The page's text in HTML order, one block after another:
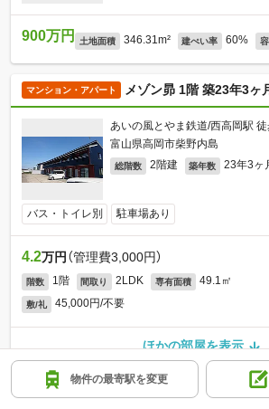
900万円 土地面積 346.31m² 建ぺい率 60%
マンション・アパート メゾン昴 1階 築23年3ヶ
あいの風とやま鉄道/西高岡駅
富山県高岡市柴野内島
総階数 2階建 築年数 23年3ヶ
バス・トイレ別 駐車場あり
4.2万円 （管理費3,000円）
階数 1階 間取り 2LDK 専有面積 49.1㎡
敷/礼 45,000円/不要
ほかの部屋を表示
マンション・アパート
ハイエストヒルA棟 1階
物件の最寄駅を変更